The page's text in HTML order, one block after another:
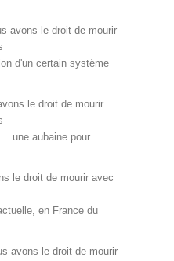
avons le droit de mourir
d'un certain système
le droit de mourir
une aubaine pour
le droit de mourir avec
en France du
avons le droit de mourir